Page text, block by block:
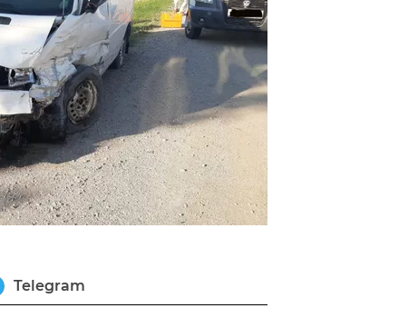
Telegram